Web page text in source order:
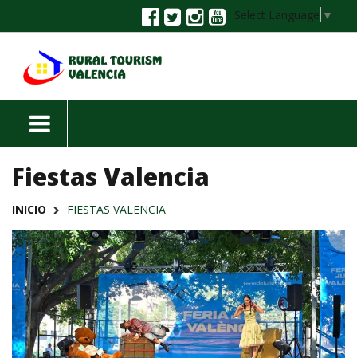
Select Language ▼
Fiestas Valencia
INICIO FIESTAS VALENCIA